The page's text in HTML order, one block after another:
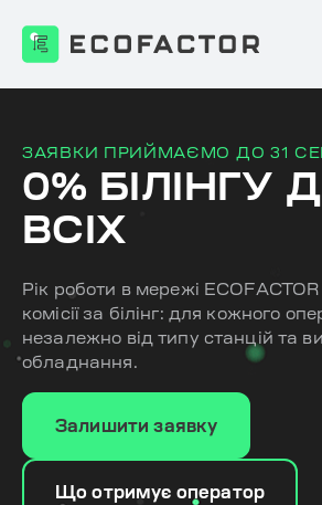
контенту
ЗАЯВКИ ПРИЙМАЄМО ДО 31
0% БІЛІНГУ
ВСІХ
Рік роботи в мережі
комісії за білінг: для кожного
незалежно від типу станцій та
обладнання.
Залишити заявку
Що отримує оператор